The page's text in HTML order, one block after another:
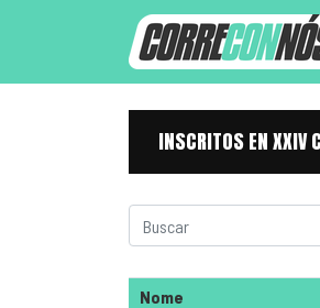
INSCRITOS EN XXIV
Nome